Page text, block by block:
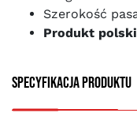
Szerokość
Produkt polski
Specyfikacja produktu